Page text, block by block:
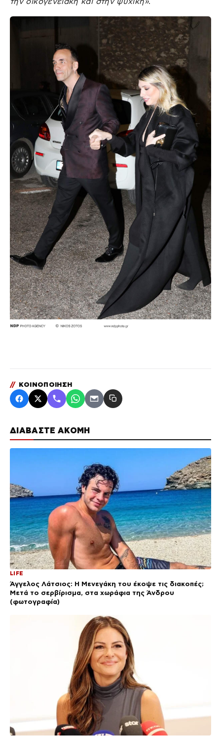
ΔΙΑΒΑΣΤΕ ΑΚΟΜΗ
LIFE
Άγγελος Λάτσιος: Η Μενεγάκη του έκοψε τις διακοπές;
Μετά το σερβίρισμα, στα χωράφια της Άνδρου
(φωτογραφία)
// ΚΟΙΝΟΠΟΙΗΣΗ